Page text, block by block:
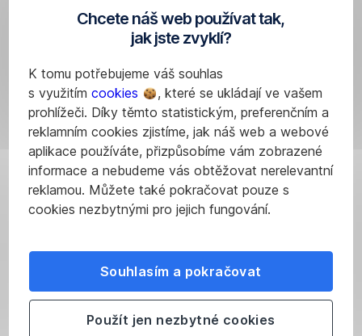
Chcete náš web používat tak,
jak jste zvyklí?
K tomu potřebujeme váš souhlas
s využitím cookies
, které se ukládají ve vašem
prohlížeči. Díky těmto statistickým, preferenčním a
reklamním cookies zjistíme, jak náš web a webové
aplikace používáte, přizpůsobíme vám zobrazené
informace a nebudeme vás obtěžovat nerelevantní
reklamou. Můžete také pokračovat pouze s
cookies nezbytnými pro jejich fungování.
Souhlasím a pokračovat
Použít jen nezbytné cookies